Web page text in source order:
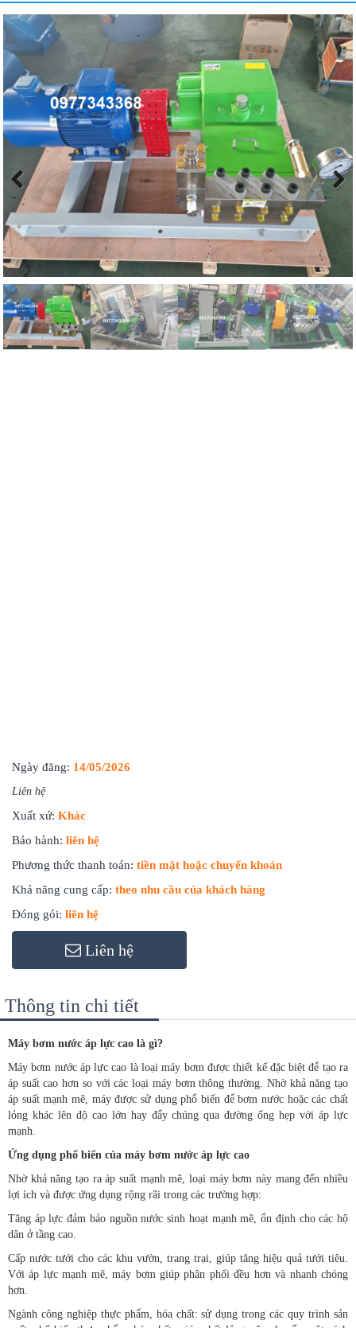
Previous Next
Ngày đăng: 14/05/2026
Liên hệ
Xuất xứ: Khác
Bảo hành: liên hệ
Phương thức thanh toán: tiền mặt hoặc chuyển khoản
Khả năng cung cấp: theo nhu cầu của khách hàng
Đóng gói: liên hệ
Liên hệ
Thông tin chi tiết
Máy bơm nước áp lực cao là gì?
Máy bơm nước áp lực cao là loại máy bơm được thiết kế đặc biệt để tạo ra
áp suất cao hơn so với các loại máy bơm thông thường. Nhờ khả năng tạo
áp suất mạnh mẽ, máy được sử dụng phổ biến để bơm nước hoặc các chất
lỏng khác lên độ cao lớn hay đẩy chúng qua đường ống hẹp với áp lực
mạnh.
Ứng dụng phổ biến của máy bơm nước áp lực cao
Nhờ khả năng tạo ra áp suất mạnh mẽ, loại máy bơm này mang đến nhiều
lợi ích và được ứng dụng rộng rãi trong các trường hợp:
Tăng áp lực đảm bảo nguồn nước sinh hoạt mạnh mẽ, ổn định cho các hộ
dân ở tầng cao.
Cấp nước tưới cho các khu vườn, trang trại, giúp tăng hiệu quả tưới tiêu.
Với áp lực mạnh mẽ, máy bơm giúp phân phối đều hơn và nhanh chóng
hơn.
Ngành công nghiệp thực phẩm, hóa chất: sử dụng trong các quy trình sản